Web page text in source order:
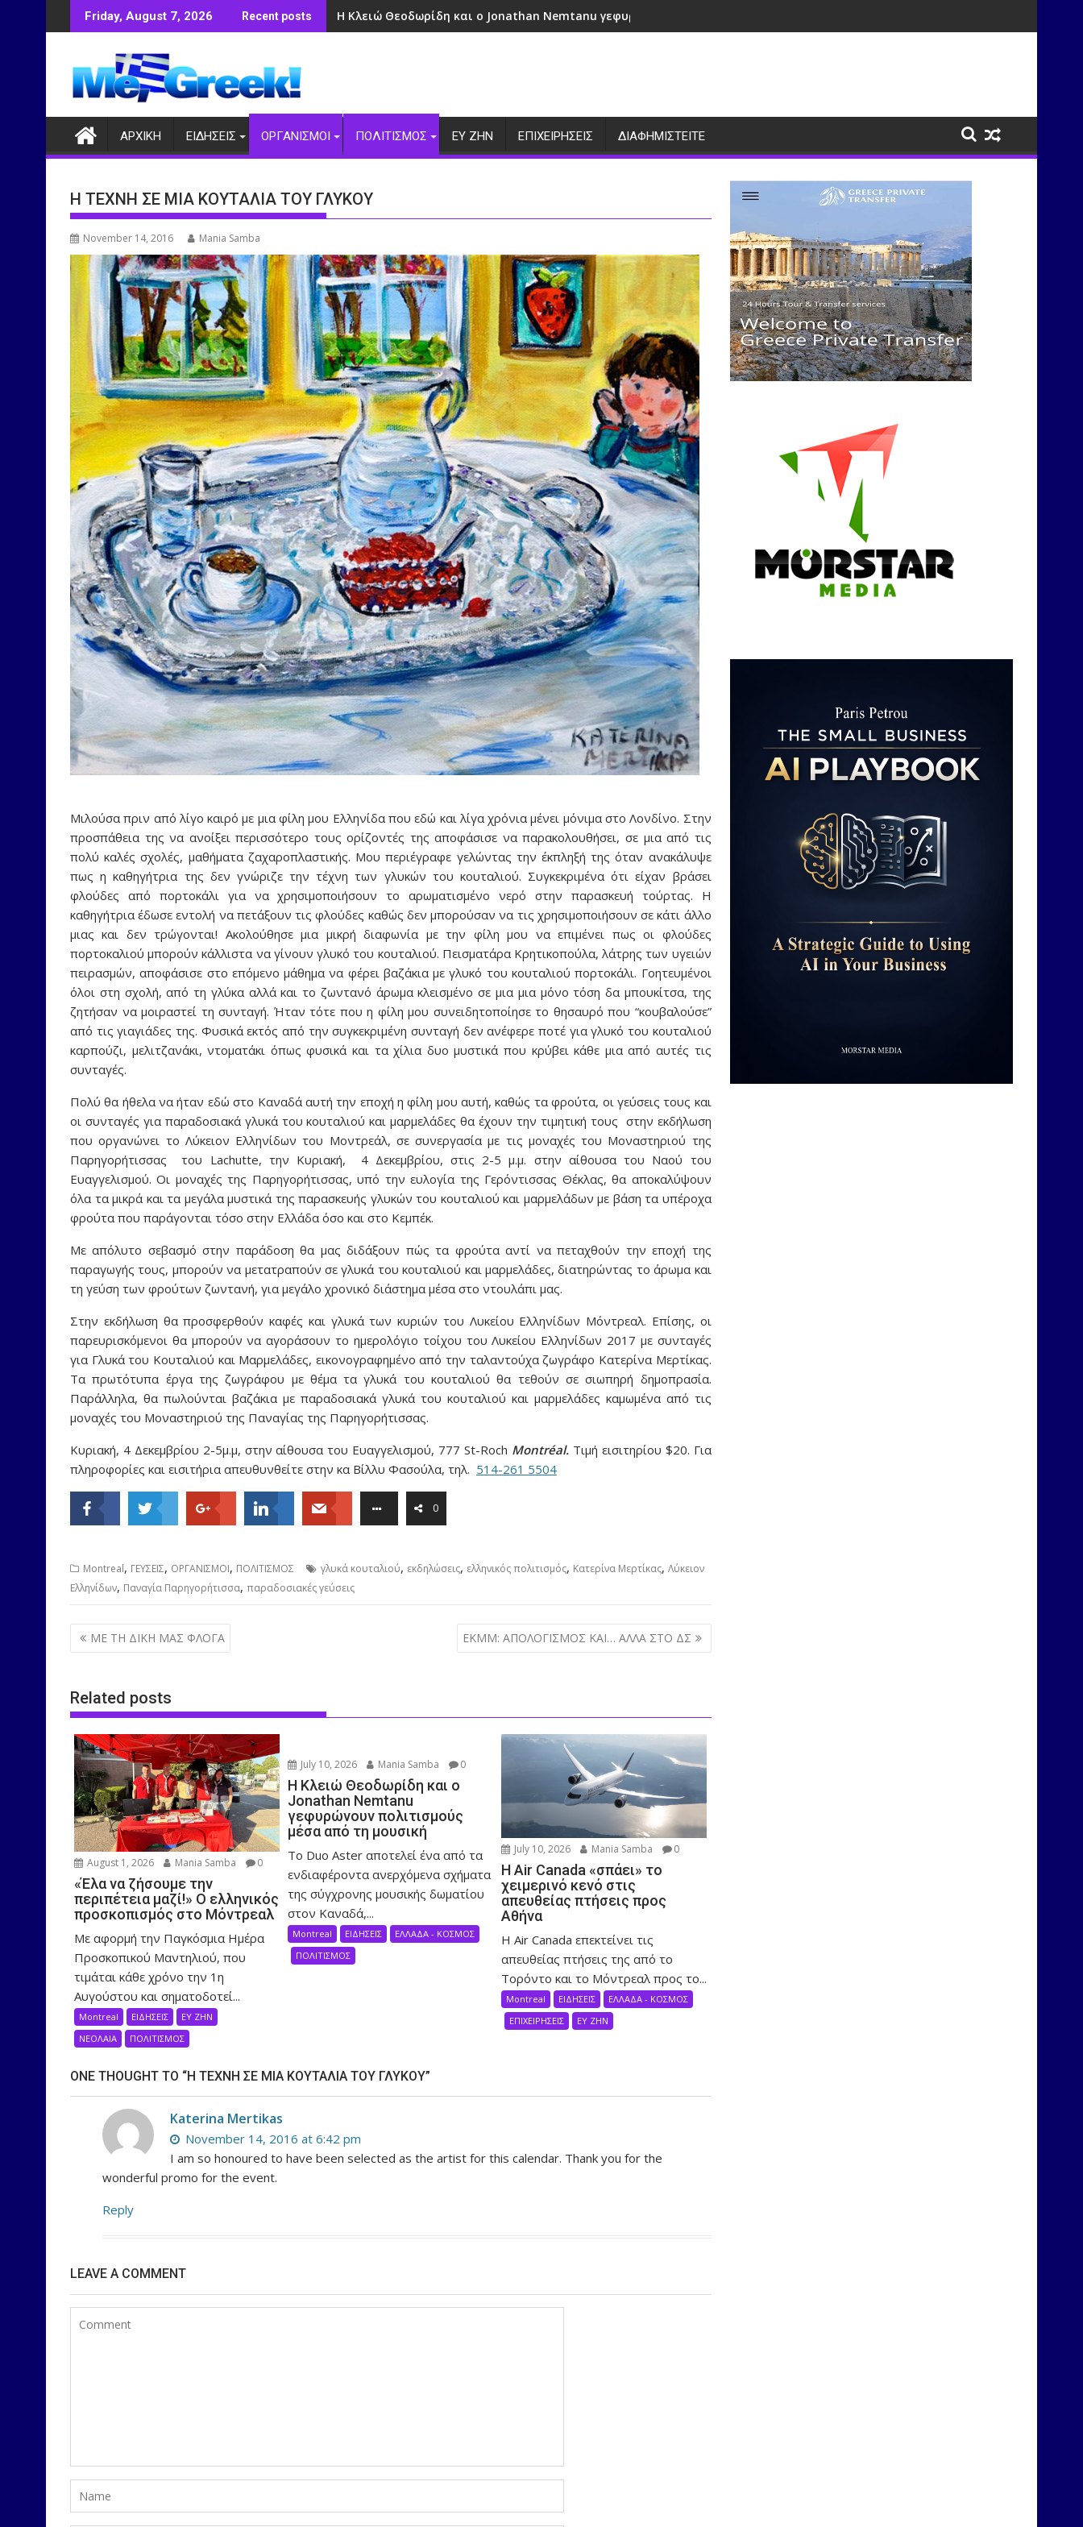
to
Friday, August 7, 2026 Recent posts Η Κλειώ Θεοδωρίδη και ο Jonathan Nemtanu γεφυρώνουν πολιτισμούς μέσα από τη μουσική
ΑΡΧΙΚΗ ΕΙΔΗΣΕΙΣ ΟΡΓΑΝΙΣΜΟΙ ΠΟΛΙΤΙΣΜΟΣ ΕΥ ΖΗΝ ΕΠΙΧΕΙΡΗΣΕΙΣ ΔΙΑΦΗΜΙΣΤΕΙΤΕ
Η ΤΕΧΝΗ ΣΕ ΜΙΑ ΚΟΥΤΑΛΙΑ ΤΟΥ ΓΛΥΚΟΥ
November 14, 2016 Mania Samba
Μιλούσα πριν από λίγο καιρό με μια φίλη μου Ελληνίδα που εδώ και λίγα χρόνια μένει μόνιμα στο Λονδίνο. Στην
προσπάθεια της να ανοίξει περισσότερο τους ορίζοντές της αποφάσισε να παρακολουθήσει, σε μια από τις
πολύ καλές σχολές, μαθήματα ζαχαροπλαστικής. Μου περιέγραφε γελώντας την έκπληξή της όταν ανακάλυψε
πως η καθηγήτρια της δεν γνώριζε την τέχνη των γλυκών του κουταλιού. Συγκεκριμένα ότι είχαν βράσει
φλούδες από πορτοκάλι για να χρησιμοποιήσουν το αρωματισμένο νερό στην παρασκευή τούρτας. Η
καθηγήτρια έδωσε εντολή να πετάξουν τις φλούδες καθώς δεν μπορούσαν να τις χρησιμοποιήσουν σε κάτι άλλο
μιας και δεν τρώγονται! Ακολούθησε μια μικρή διαφωνία με την φίλη μου να επιμένει πως οι φλούδες
πορτοκαλιού μπορούν κάλλιστα να γίνουν γλυκό του κουταλιού. Πεισματάρα Κρητικοπούλα, λάτρης των υγειών
πειρασμών, αποφάσισε στο επόμενο μάθημα να φέρει βαζάκια με γλυκό του κουταλιού πορτοκάλι. Γοητευμένοι
όλοι στη σχολή, από τη γλύκα αλλά και το ζωντανό άρωμα κλεισμένο σε μια μια μόνο τόση δα μπουκίτσα, της
ζητήσαν να μοιραστεί τη συνταγή. Ήταν τότε που η φίλη μου συνειδητοποίησε το θησαυρό που “κουβαλούσε”
από τις γιαγιάδες της. Φυσικά εκτός από την συγκεκριμένη συνταγή δεν ανέφερε ποτέ για γλυκό του κουταλιού
καρπούζι, μελιτζανάκι, ντοματάκι όπως φυσικά και τα χίλια δυο μυστικά που κρύβει κάθε μια από αυτές τις
συνταγές.
Πολύ θα ήθελα να ήταν εδώ στο Καναδά αυτή την εποχή η φίλη μου αυτή, καθώς τα φρούτα, οι γεύσεις τους και
οι συνταγές για παραδοσιακά γλυκά του κουταλιού και μαρμελάδες θα έχουν την τιμητική τους στην εκδήλωση
που οργανώνει το Λύκειον Ελληνίδων του Μοντρεάλ, σε συνεργασία με τις μοναχές του Μοναστηριού της
Παρηγορήτισσας του Lachutte, την Κυριακή, 4 Δεκεμβρίου, στις 2-5 μ.μ. στην αίθουσα του Ναού του
Ευαγγελισμού. Οι μοναχές της Παρηγορήτισσας, υπό την ευλογία της Γερόντισσας Θέκλας, θα αποκαλύψουν
όλα τα μικρά και τα μεγάλα μυστικά της παρασκευής γλυκών του κουταλιού και μαρμελάδων με βάση τα υπέροχα
φρούτα που παράγονται τόσο στην Ελλάδα όσο και στο Κεμπέκ.
Με απόλυτο σεβασμό στην παράδοση θα μας διδάξουν πώς τα φρούτα αντί να πεταχθούν την εποχή της
παραγωγής τους, μπορούν να μετατραπούν σε γλυκά του κουταλιού και μαρμελάδες, διατηρώντας το άρωμα και
τη γεύση των φρούτων ζωντανή, για μεγάλο χρονικό διάστημα μέσα στο ντουλάπι μας.
Στην εκδήλωση θα προσφερθούν καφές και γλυκά των κυριών του Λυκείου Ελληνίδων Μόντρεαλ. Επίσης, οι
παρευρισκόμενοι θα μπορούν να αγοράσουν το ημερολόγιο τοίχου του Λυκείου Ελληνίδων 2017 με συνταγές
για Γλυκά του Κουταλιού και Μαρμελάδες, εικονογραφημένο από την ταλαντούχα ζωγράφο Κατερίνα Μερτίκας.
Τα πρωτότυπα έργα της ζωγράφου με θέμα τα γλυκά του κουταλιού θα τεθούν σε σιωπηρή δημοπρασία.
Παράλληλα, θα πωλούνται βαζάκια με παραδοσιακά γλυκά του κουταλιού και μαρμελάδες καμωμένα από τις
μοναχές του Μοναστηριού της Παναγίας της Παρηγορήτισσας.
Κυριακή, 4 Δεκεμβρίου 2-5μ.μ, στην αίθουσα του Ευαγγελισμού, 777 St-Roch Montréal. Τιμή εισιτηρίου $20. Για
πληροφορίες και εισιτήρια απευθυνθείτε στην κα Βίλλυ Φασούλα, τηλ. 514-261 5504
0
Montreal, ΓΕΥΣΕΙΣ, ΟΡΓΑΝΙΣΜΟΙ, ΠΟΛΙΤΙΣΜΟΣ γλυκά κουταλιού, εκδηλώσεις, ελληνικός πολιτισμός, Κατερίνα Μερτίκας, Λύκειον
Ελληνίδων, Παναγία Παρηγορήτισσα, παραδοσιακές γεύσεις
Post
navigation
ΜΕ ΤΗ ΔΙΚΗ ΜΑΣ ΦΛΟΓΑ ΕΚΜΜ: ΑΠΟΛΟΓΙΣΜΟΣ ΚΑΙ… ΑΛΛΑ ΣΤΟ ΔΣ
Related posts
August 1, 2026 Mania Samba 0
«Έλα να ζήσουμε την
περιπέτεια μαζί!» Ο ελληνικός
προσκοπισμός στο Μόντρεαλ
Με αφορμή την Παγκόσμια Ημέρα
Προσκοπικού Μαντηλιού, που
τιμάται κάθε χρόνο την 1η
Αυγούστου και σηματοδοτεί...
Montreal ΕΙΔΗΣΕΙΣ
ΕΥ ΖΗΝ
ΝΕΟΛΑΙΑ
ΠΟΛΙΤΙΣΜΟΣ
July 10, 2026 Mania Samba 0
Η Κλειώ Θεοδωρίδη και ο
Jonathan Nemtanu
γεφυρώνουν πολιτισμούς
μέσα από τη μουσική
Το Duo Aster αποτελεί ένα από τα
ενδιαφέροντα ανερχόμενα σχήματα
της σύγχρονης μουσικής δωματίου
στον Καναδά,...
Montreal ΕΙΔΗΣΕΙΣ
ΕΛΛΑΔΑ - ΚΟΣΜΟΣ
ΠΟΛΙΤΙΣΜΟΣ
July 10, 2026 Mania Samba 0
Η Air Canada «σπάει» το
χειμερινό κενό στις
απευθείας πτήσεις προς
Αθήνα
Η Air Canada επεκτείνει τις
απευθείας πτήσεις της από το
Τορόντο και το Μόντρεαλ προς το...
Montreal ΕΙΔΗΣΕΙΣ
ΕΛΛΑΔΑ - ΚΟΣΜΟΣ
ΕΠΙΧΕΙΡΗΣΕΙΣ
ΕΥ ΖΗΝ
ONE THOUGHT TO “Η ΤΕΧΝΗ ΣΕ ΜΙΑ ΚΟΥΤΑΛΙΑ ΤΟΥ ΓΛΥΚΟΥ”
Katerina Mertikas
November 14, 2016 at 6:42 pm
I am so honoured to have been selected as the artist for this calendar. Thank you for the
wonderful promo for the event.
Reply
LEAVE A COMMENT